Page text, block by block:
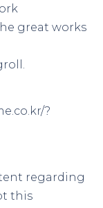
great works
?
regarding
this